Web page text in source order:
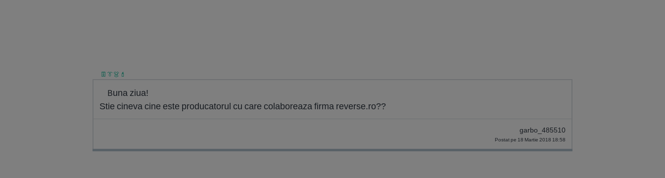
👖👔👗💄
Buna ziua!
Stie cineva cine este producatorul cu care colaboreaza firma reverse.ro??
garbo_485510
Postat pe 18 Martie 2018 18:58